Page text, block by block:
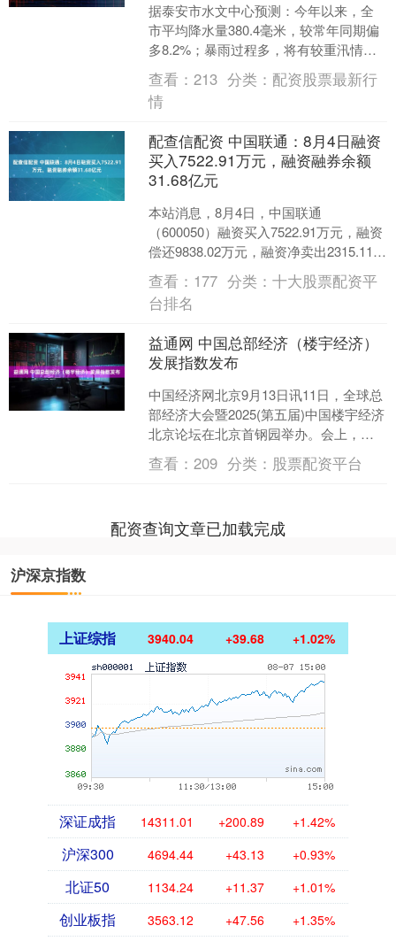
据泰安市水文中心预测：今年以来，全
市平均降水量380.4毫米，较常年同期偏
多8.2%；暴雨过程多，将有较重汛情。
为积极应对严峻的防汛形势，中国铁工
投资旗下中铁....
查看：213 分类： 配资股票最新行
情
配查信配资 中国联通：8月4日融资
买入7522.91万元，融资融券余额
31.68亿元
本站消息，8月4日，中国联通
（600050）融资买入7522.91万元，融资
偿还9838.02万元，融资净卖出2315.11万
元，融资余额31.65亿元。 融券....
查看： 177 分类：十大股票配资平
台排名
益通网 中国总部经济（楼宇经济）
发展指数发布
中国经济网北京9月13日讯11日，全球总
部经济大会暨2025(第五届)中国楼宇经济
北京论坛在北京首钢园举办。会上，中
国总部经济(楼宇经济)发展指数发布。 上
海市....
查看：209 分类： 股票配资平台
配资查询文章已加载完成
沪深京指数
上证综指 3940.04 +39.68 +1.02%
深证成指 14311.01 +200.89 +1.42%
沪深300 4694.44 +43.13 +0.93%
北证50 1134.24 +11.37 +1.01%
创业板指 3563.12 +47.56 +1.35%